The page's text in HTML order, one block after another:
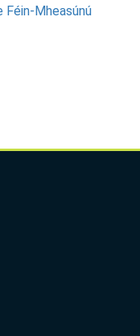
Féin-Mheasúnú